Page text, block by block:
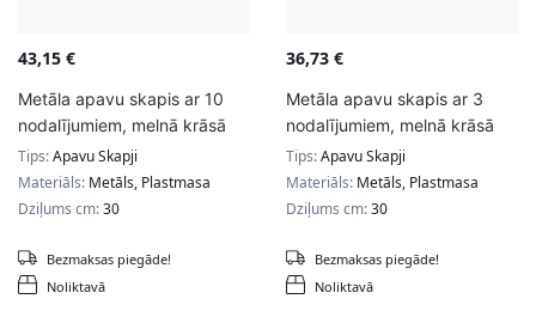
43,15 €
Metāla apavu skapis ar 10
nodalījumiem, melnā krāsā
Tips:Apavu Skapji
Materiāls: Metāls, Plastmasa
Dziļums cm:30
Noliktavā
Bezmaksas piegāde!
36,73 €
Metāla apavu skapis ar 3
nodalījumiem, melnā krāsā
Tips:Apavu Skapji
Materiāls: Metāls, Plastmasa
Dziļums cm:30
Noliktavā
Bezmaksas piegāde!